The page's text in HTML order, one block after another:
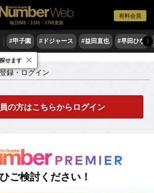
有料会員
毎日6時・11時・17時更新
#甲子園 #ドジャース #益田直也 #早田ひな 〉
・ログイン
録・ログイン
の方はこちらからログイン
ご検討ください！
せます ×